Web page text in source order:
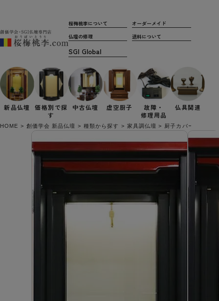
桜梅桃李について
オーダーメイド
仏壇の修理
送料について
新品仏壇 価格別で探
す
中古仏壇 虚空厨子
故障・
修理用品
仏具関連
HOME 創価学会 新品仏壇 種類から探す 家具調仏壇 厨子カバー付き